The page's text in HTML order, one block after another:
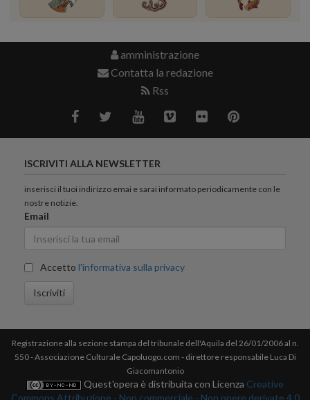
amministrazione
Contatta la redazione
Rss
ISCRIVITI ALLA NEWSLETTER
inserisci il tuoi indirizzo emai e sarai informato periodicamente con le
nostre notizie.
Email
Accetto l'informativa sulla privacy
Iscriviti
Registrazione alla sezione stampa del tribunale dell'Aquila del 26/01/2006 al n.
550 - Associazione Culturale Capoluogo.com - direttore responsabile Luca Di
Giacomantonio
Quest'opera è distribuita con Licenza Creative
Commons Attribuzione - Non commerciale - Non opere derivate 4.0